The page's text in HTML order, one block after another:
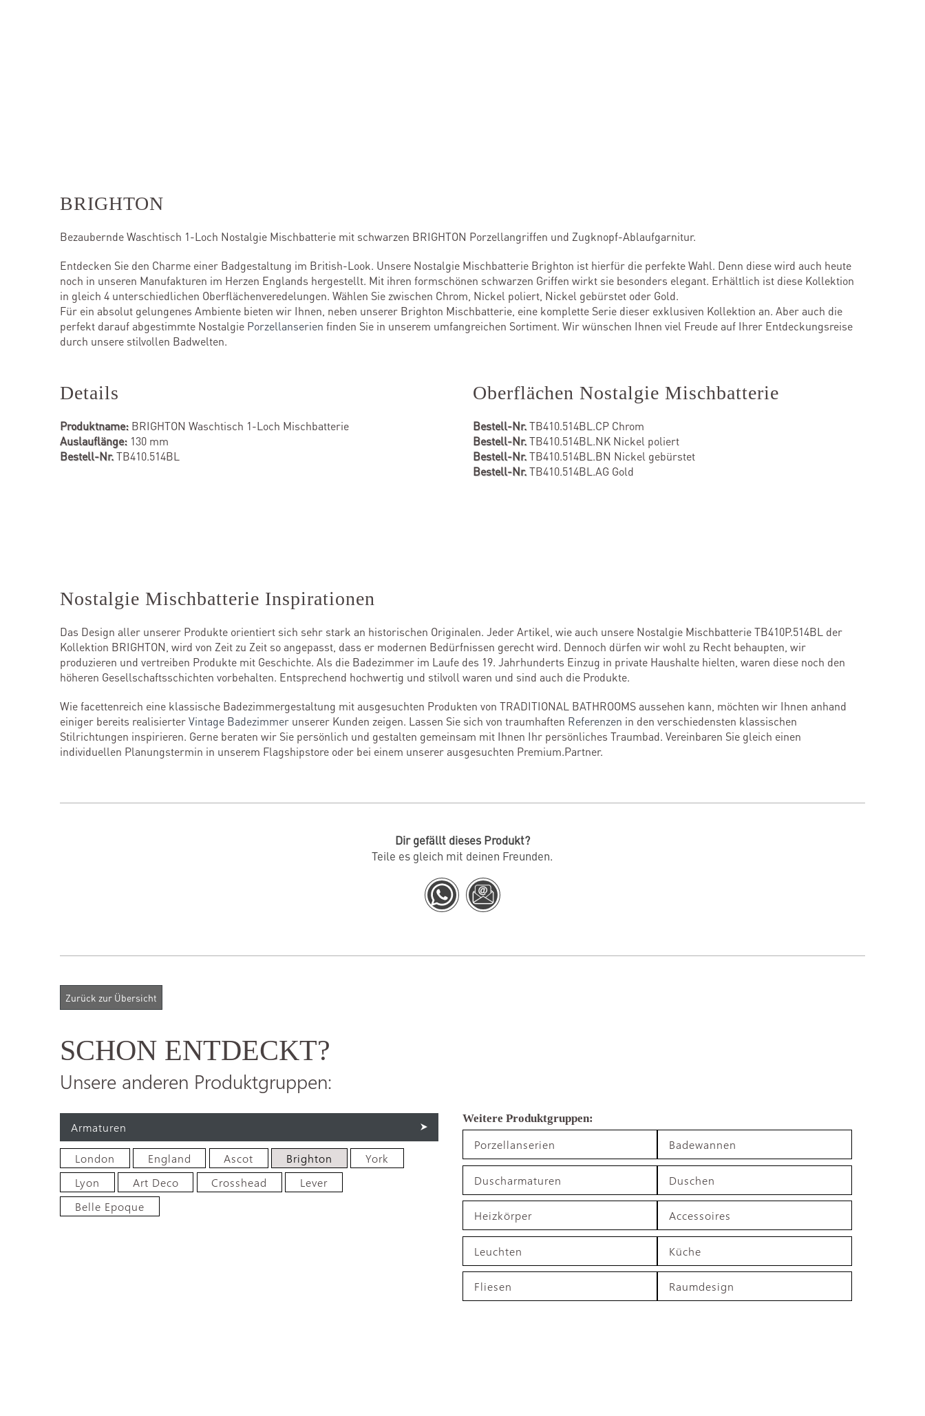
BRIGHTON
Bezaubernde Waschtisch 1-Loch Nostalgie Mischbatterie mit schwarzen BRIGHTON Porzellangriffen und Zugknopf-Ablaufgarnitur.
Entdecken Sie den Charme einer Badgestaltung im British-Look. Unsere Nostalgie Mischbatterie Brighton ist hierfür die perfekte Wahl. Denn diese wird auch heute
noch in unseren Manufakturen im Herzen Englands hergestellt. Mit ihren formschönen schwarzen Griffen wirkt sie besonders elegant. Erhältlich ist diese Kollektion
in gleich 4 unterschiedlichen Oberflächenveredelungen. Wählen Sie zwischen Chrom, Nickel poliert, Nickel gebürstet oder Gold.
Für ein absolut gelungenes Ambiente bieten wir Ihnen, neben unserer Brighton Mischbatterie, eine komplette Serie dieser exklusiven Kollektion an. Aber auch die
perfekt darauf abgestimmte Nostalgie Porzellanserien finden Sie in unserem umfangreichen Sortiment. Wir wünschen Ihnen viel Freude auf Ihrer Entdeckungsreise
durch unsere stilvollen Badwelten.
Details
Produktname: BRIGHTON Waschtisch 1-Loch Mischbatterie
Auslauflänge: 130 mm
Bestell-Nr.TB410.514BL
Oberflächen Nostalgie Mischbatterie
Bestell-Nr.TB410.514BL.CP Chrom
Bestell-Nr.TB410.514BL.NK Nickel poliert
Bestell-Nr.TB410.514BL.BN Nickel gebürstet
Bestell-Nr.TB410.514BL.AG Gold
Nostalgie Mischbatterie Inspirationen
Das Design aller unserer Produkte orientiert sich sehr stark an historischen Originalen. Jeder Artikel, wie auch unsere Nostalgie Mischbatterie TB410P.514BL der
Kollektion BRIGHTON, wird von Zeit zu Zeit so angepasst, dass er modernen Bedürfnissen gerecht wird. Dennoch dürfen wir wohl zu Recht behaupten, wir
produzieren und vertreiben Produkte mit Geschichte. Als die Badezimmer im Laufe des 19. Jahrhunderts Einzug in private Haushalte hielten, waren diese noch den
höheren Gesellschaftsschichten vorbehalten. Entsprechend hochwertig und stilvoll waren und sind auch die Produkte.
Wie facettenreich eine klassische Badezimmergestaltung mit ausgesuchten Produkten von TRADITIONAL BATHROOMS aussehen kann, möchten wir Ihnen anhand
einiger bereits realisierterVintage Badezimmer unserer Kunden zeigen. Lassen Sie sich von traumhaften Referenzen in den verschiedensten klassischen
Stilrichtungen inspirieren. Gerne beraten wir Sie persönlich und gestalten gemeinsam mit Ihnen Ihr persönliches Traumbad. Vereinbaren Sie gleich einen
individuellen Planungstermin in unserem Flagshipstore oder bei einem unserer ausgesuchten Premium.Partner.
Dir gefällt dieses Produkt?
Teile es gleich mit deinen Freunden.
SCHON ENTDECKT?
Unsere anderen Produktgruppen:
Porzellanserien Badewannen
Armaturen
London
England Ascot Brighton
York
Lyon
Art Deco Crosshead
Lever
Belle Epoque
Duscharmaturen Duschen
Heizkörper Accessoires
Leuchten Küche
Fliesen Raumdesign